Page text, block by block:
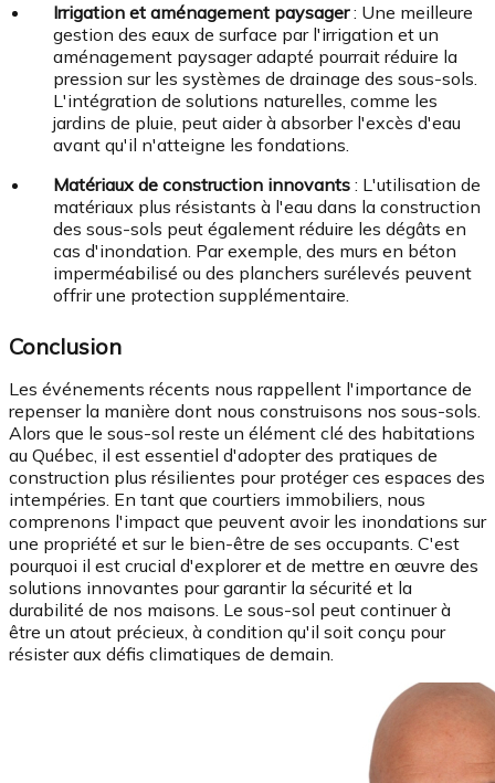
Irrigation et aménagement paysager: Une meilleure
gestion des eaux de surface par l'irrigation et un
aménagement paysager adapté pourrait réduire la
pression sur les systèmes de drainage des sous-sols.
L'intégration de solutions naturelles, comme les
jardins de pluie, peut aider à absorber l'excès d'eau
avant qu'il n'atteigne les fondations.
Matériaux de construction innovants : L'utilisation de
matériaux plus résistants à l'eau dans la construction
des sous-sols peut également réduire les dégâts en
cas d'inondation. Par exemple, des murs en béton
imperméabilisé ou des planchers surélevés peuvent
offrir une protection supplémentaire.
Conclusion
Les événements récents nous rappellent l'importance de
repenser la manière dont nous construisons nos sous-sols.
Alors que le sous-sol reste un élément clé des habitations
au Québec, il est essentiel d'adopter des pratiques de
construction plus résilientes pour protéger ces espaces des
intempéries. En tant que courtiers immobiliers, nous
comprenons l'impact que peuvent avoir les inondations sur
une propriété et sur le bien-être de ses occupants. C'est
pourquoi il est crucial d'explorer et de mettre en œuvre des
solutions innovantes pour garantir la sécurité et la
durabilité de nos maisons. Le sous-sol peut continuer à
être un atout précieux, à condition qu'il soit conçu pour
résister aux défis climatiques de demain.